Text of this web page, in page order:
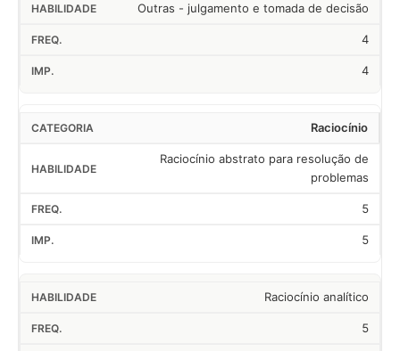
Outras - julgamento e tomada de decisão
4
4
Raciocínio
Raciocínio abstrato para resolução de
problemas
5
5
Raciocínio analítico
5